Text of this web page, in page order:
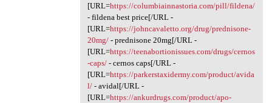
[URL=https://columbiainnastoria.com/pill/fildena/
- fildena best price[/URL -
[URL=https://johncavaletto.org/drug/prednisone-
20mg/- prednisone 20mg[/URL -
[URL=https://teenabortionissues.com/drugs/cernos
-caps/- cernos caps[/URL -
[URL=https://parkerstaxidermy.com/product/avida
l/- avidal[/URL -
[URL=https://ankurdrugs.com/product/apo-